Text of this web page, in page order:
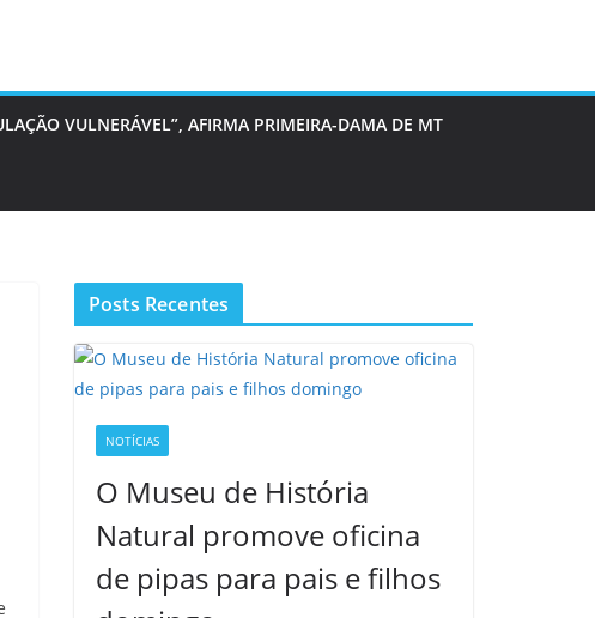
VULNERÁVEL”, AFIRMA PRIMEIRA-DAMA DE MT
Posts Recentes
NOTÍCIAS
O Museu de História
Natural promove oficina
de pipas para pais e filhos